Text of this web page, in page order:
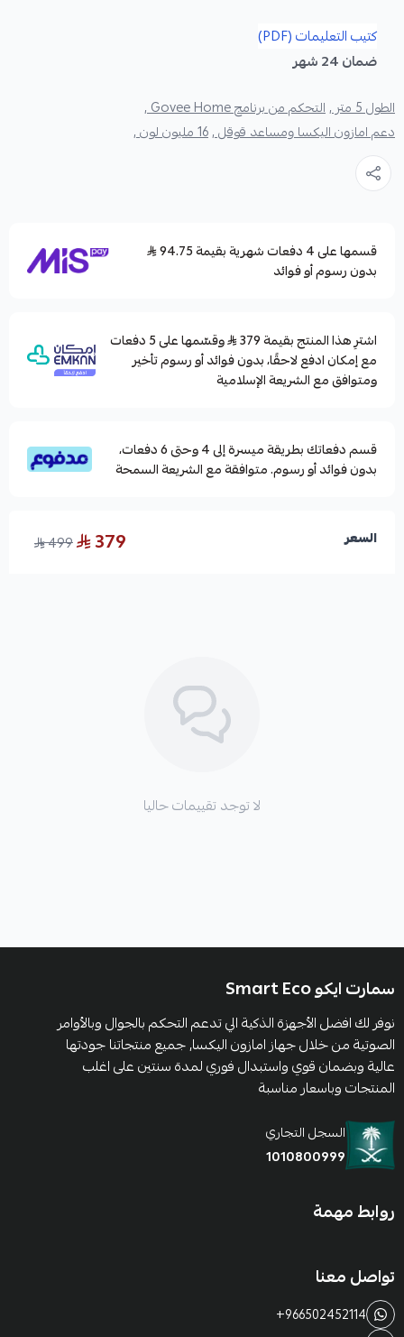
كتيب التعليمات (PDF)
ضمان 24 شهر
الطول 5 متر ,
التحكم من برنامج Govee Home ,
دعم امازون اليكسا ومساعد قوقل ,16 مليون لون ,
قسمها على 4 دفعات شهرية بقيمة 94.75
بدون رسوم أو فوائد
اشترِ هذا المنتج بقيمة 379
وقسّمها على 5 دفعات
مع إمكان ادفع لاحقًا، بدون فوائد أو رسوم تأخير
ومتوافق مع الشريعة الإسلامية
قسم دفعاتك بطريقة ميسرة إلى 4 وحتى 6 دفعات،
بدون فوائد أو رسوم. متوافقة مع الشريعة السمحة
السعر 379
499
لا توجد تقييمات حاليا
سمارت ايكو Smart Eco
نوفر لك افضل الأجهزة الذكية الي تدعم التحكم بالجوال وبالأوامر
الصوتية من خلال جهاز امازون اليكسا, جميع منتجاتنا جودتها
عالية وبضمان قوي واستبدال فوري لمدة سنتين على اغلب
المنتجات وباسعار مناسبة
السجل التجاري
1010800999
روابط مهمة
تواصل معنا
+966502452114